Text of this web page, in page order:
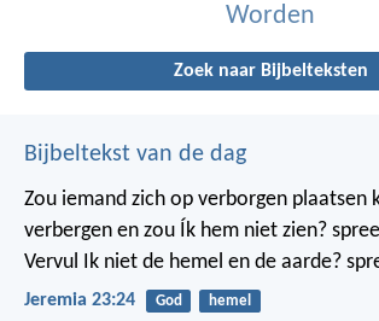
Worden
Zoek naar Bijbelteksten
Bijbeltekst van de dag
Zou iemand zich op verborgen plaatsen
verbergen en zou Ík hem niet zien?
Vervul Ik niet de hemel en de aarde?
Jeremia 23:24 God hemel